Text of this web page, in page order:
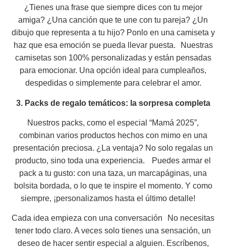
¿Tienes una frase que siempre dices con tu mejor
amiga? ¿Una canción que te une con tu pareja? ¿Un
dibujo que representa a tu hijo? Ponlo en una camiseta y
haz que esa emoción se pueda llevar puesta. Nuestras
camisetas son 100% personalizadas y están pensadas
para emocionar. Una opción ideal para cumpleaños,
despedidas o simplemente para celebrar el amor.
3. Packs de regalo temáticos: la sorpresa completa
Nuestros packs, como el especial “Mamá 2025”,
combinan varios productos hechos con mimo en una
presentación preciosa. ¿La ventaja? No solo regalas un
producto, sino toda una experiencia. Puedes armar el
pack a tu gusto: con una taza, un marcapáginas, una
bolsita bordada, o lo que te inspire el momento. Y como
siempre, ¡personalizamos hasta el último detalle!
Cada idea empieza con una conversación No necesitas
tener todo claro. A veces solo tienes una sensación, un
deseo de hacer sentir especial a alguien. Escríbenos,